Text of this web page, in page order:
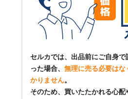
セルカでは、出品前にご自身で
った場合、 無理に売る必要は
かりません。
そのため、買いたたかれる心